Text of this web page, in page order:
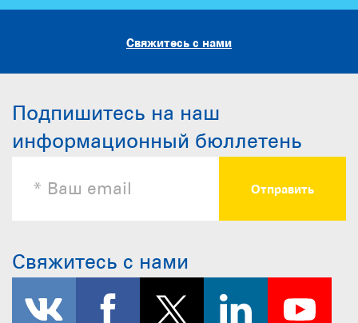
Свяжитесь с нами
Подпишитесь на наш
информационный бюллетень
Свяжитесь с нами